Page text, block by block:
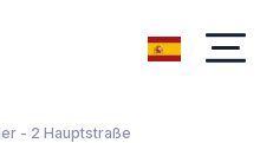
- 2 Hauptstraße